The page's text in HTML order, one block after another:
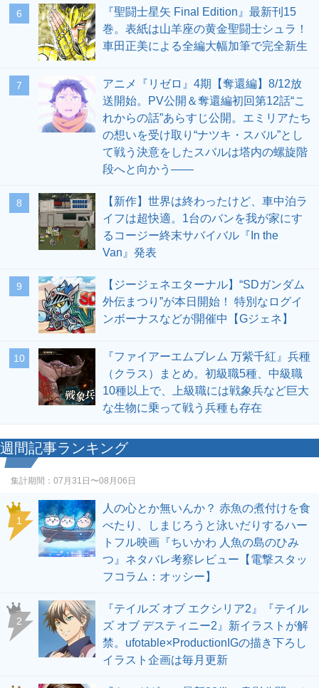
6
『聖闘士星矢 Final Edition』最新刊15
巻。表紙は山羊座の黄金聖闘士シュラ！
車田正美による全編大幅加筆で完全新生
7
アニメ『リゼロ』4期【奪還編】8/12放
送開始。PV公開＆奪還編初回第12話“こ
れからの話”あらすじ公開。エミリアたち
の想いを受け取り“ナツキ・スバル”とし
て戦う決意をしたスバルは塔内の螺旋階
段へと向かう――
8
【新作】世界は終わったけど、車中泊ラ
イフは超快適。1台のバンを我が家にす
るコージー終末サバイバル『In the
Van』発表
9
【ジージェネエターナル】“SDガンダム
外伝まつり”が本日開始！ 特別なログイ
ンボーナスなどが開催中【Gジェネ】
10
『ファイアーエムブレム 万紫千紅』兵種
（クラス）まとめ。初級職5種、中級職
10種以上で、上級職には戦象兵など巨大
な生物に乗って戦う兵種も存在
週間記事ランキング
集計期間： 07月31日〜08月06日
1
人の心とか無いんか？ 赤魚の煮付けを食
べたり、しまじろうと泳いだりするハー
トフル映画『ちいかわ 人魚の島のひみ
つ』ネタバレ考察レビュー【電撃スタッ
フコラム：オッシー】
2
『テイルズ オブ エクシリア2』『テイル
ズ オブ デスティニー2』新イラストが解
禁。ufotable×ProductionIGの描き下ろし
イラスト企画は毎月更新